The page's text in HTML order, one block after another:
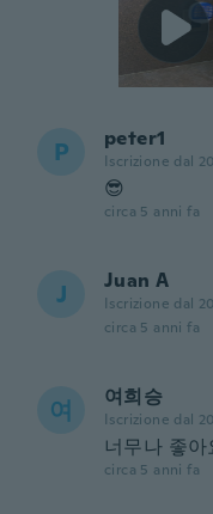
P peter1
Iscrizione dal
😎
circa 5 anni fa
J Juan A
Iscrizione dal
circa 5 anni fa
여 여희승
Iscrizione dal
너무나 좋아
circa 5 anni fa